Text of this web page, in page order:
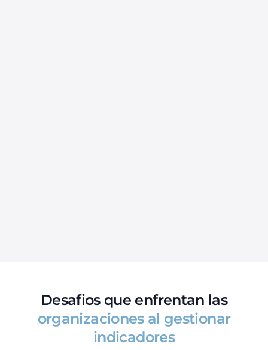
Desafios que enfrentan las
organizaciones al gestionar
indicadores